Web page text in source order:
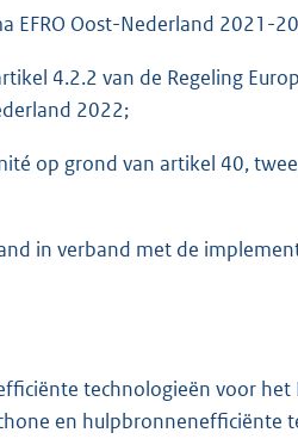
EFRO Oost-Nederland 2021-
4.2.2 van de Regeling
2022;
op grond van artikel 40,
in verband met de
technologieën voor het
en hulpbronnenefficiënte